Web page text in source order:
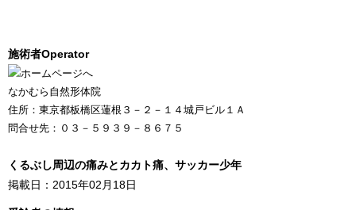
施術者Operator
なかむら自然形体院
住所：東京都板橋区蓮根３－２－１４城戸ビル１Ａ
問合せ先：０３－５９３９－８６７５
くるぶし周辺の痛みとカカト痛、サッカー少年
掲載日：2015年02月18日